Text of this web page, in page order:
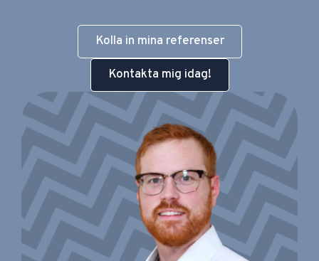
Kolla in mina referenser
Kontakta mig idag!